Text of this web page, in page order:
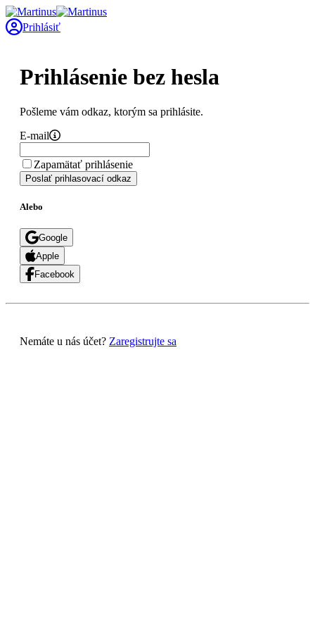
Prihlásiť
Prihlásenie bez hesla
Pošleme vám odkaz, ktorým sa prihlásite.
E-mail
Zapamätať prihlásenie
Poslať prihlasovací odkaz
Alebo
Google
Apple
Facebook
Nemáte u nás účet? Zaregistrujte sa